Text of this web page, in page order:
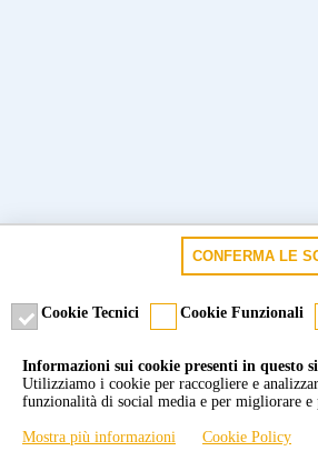
CONFERMA LE
Cookie Tecnici Cookie Funzionali
Informazioni sui cookie presenti in questo
Utilizziamo i cookie per raccogliere e
funzionalità di social media e per migliorare
Mostra più informazioni Cookie Policy